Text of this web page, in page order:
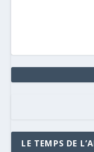
LE TEMPS DE